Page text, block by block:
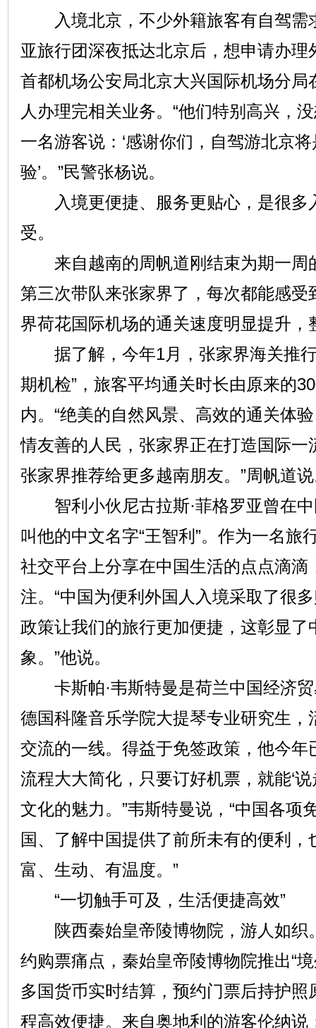
入境北京，不少外籍旅客有自驾需
亚旅行团深夜抵达北京后，想申请办理
首都机场公安局北京大兴国际机场分局
人办理完相关业务。“他们特别高兴，
一名游客说：‘感谢你们，自驾游北京
验’。”民警张杨说。
入境更便捷、服务更贴心，是很多
受。
来自越南的周帆道刚结束为期一周
第三次带队来张家界了，每次都能感受
界荷花国际机场的通关速度明显提升，
据了解，今年1月，张家界海关推行
期机检”，旅客平均通关时长由原来的
内。“绝美的自然风景、高效的通关体
情友善的人民，张家界正在打造国际一
张家界推荐给更多越南朋友。”周帆道
智利小伙尼古拉斯·菲格罗亚曾在中
叫他的中文名字“王智利”。作为一名旅
社交平台上分享在中国生活的点点滴滴
注。“中国为便利外国人入境采取了很
政策让我们的旅行更加便捷，这彰显了
象。”他说。
卡斯帕·韦斯特曼是荷兰中国经济贸
德国科隆音乐学院大提琴专业研究生，
交流的一线。得益于免签政策，他今年
流程大大简化，只要订好机票，就能‘
文化的魅力。”韦斯特曼说，“中国各项
国、了解中国提供了前所未有的便利，
富、生动、有温度。”
“一切触手可及，生活便捷高效”
陕西秦始皇帝陵博物院，游人如织
约购票痛点，秦始皇帝陵博物院推出“
多国货币实时结算，预约门票后持护照
程高效便捷。来自奥地利的游客伦纳说